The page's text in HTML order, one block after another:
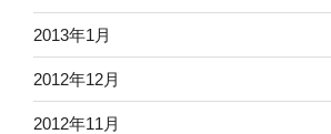
2013年1月
2012年12月
2012年11月